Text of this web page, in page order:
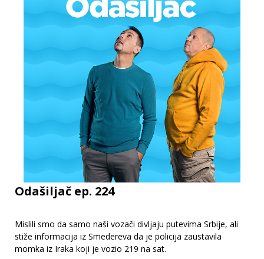
Odašiljač ep. 224
Mislili smo da samo naši vozači divljaju putevima Srbije, ali
stiže informacija iz Smedereva da je policija zaustavila
momka iz Iraka koji je vozio 219 na sat.